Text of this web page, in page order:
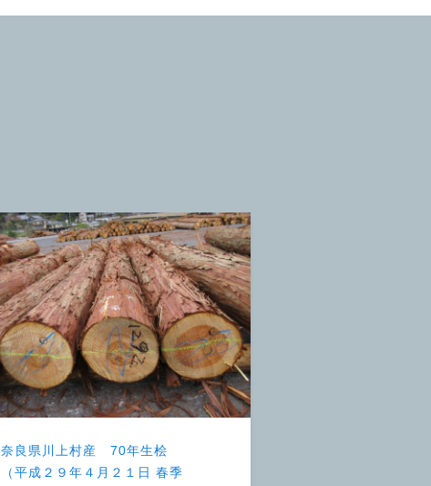
奈良県川上村産 70年生桧
（平成２９年４月２１日 春季